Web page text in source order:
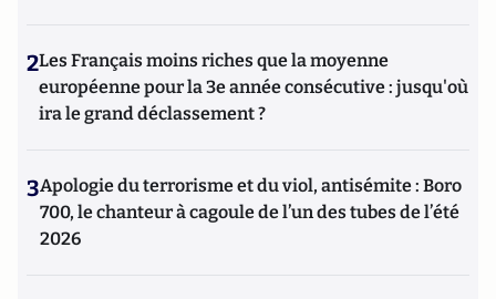
2Les Français moins riches que la moyenne
européenne pour la 3e année consécutive : jusqu'où
ira le grand déclassement ?
3Apologie du terrorisme et du viol, antisémite : Boro
700, le chanteur à cagoule de l’un des tubes de l’été
2026